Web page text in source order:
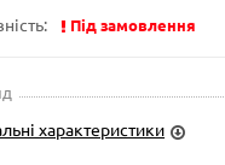
Під замовлення
характеристики